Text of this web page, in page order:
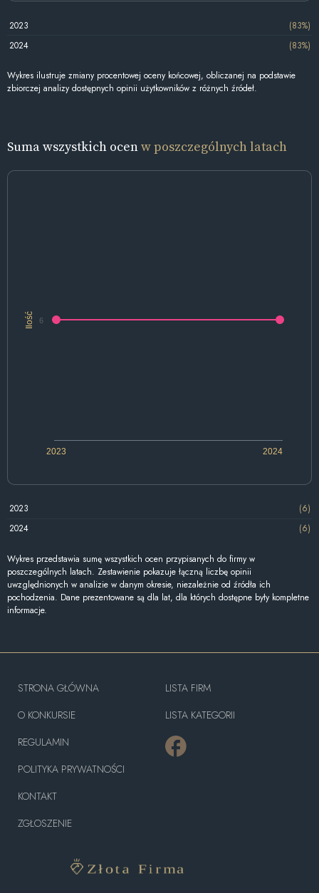
2023
(83%)
2024
(83%)
Wykres ilustruje zmiany procentowej oceny końcowej, obliczanej na podstawie
zbiorczej analizy dostępnych opinii użytkowników z różnych źródeł.
Suma wszystkich ocenw poszczególnych latach
Ilość
2023 2024
6
2023
(6)
2024
(6)
Wykres przedstawia sumę wszystkich ocen przypisanych do firmy w
poszczególnych latach. Zestawienie pokazuje łączną liczbę opinii
uwzględnionych w analizie w danym okresie, niezależnie od źródła ich
pochodzenia. Dane prezentowane są dla lat, dla których dostępne były kompletne
informacje.
STRONA GŁÓWNA
O KONKURSIE
REGULAMIN
POLITYKA PRYWATNOŚCI
KONTAKT
ZGŁOSZENIE
LISTA FIRM
LISTA KATEGORII